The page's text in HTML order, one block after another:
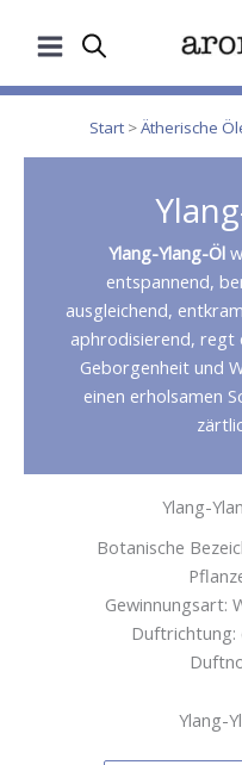
Inhalt
Start>Ätherische
Ylang-Ylang-Öl
entspannend,
ausgleichend,
aphrodisierend,
Geborgenheit und
einen erholsamen
Ylang-
Botanische
Gewinnungsart:
Duftrichtung:
Ylang-